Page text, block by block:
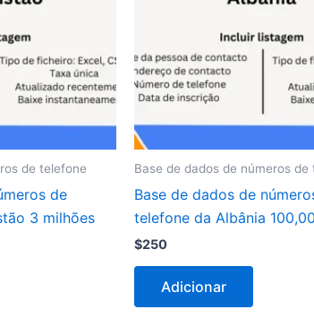
de telefone
de
3 milhões
Base de dados de números de
Base de dados de
telefone da Albânia
$250
Adicionar